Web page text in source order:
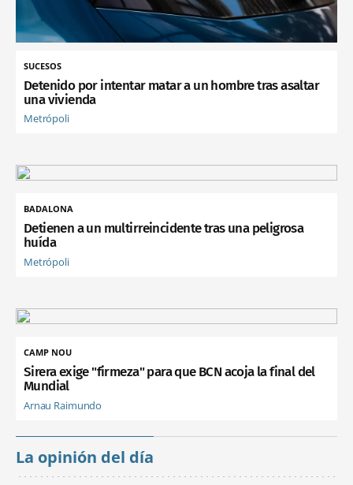
SUCESOS
Detenido por intentar matar a un hombre tras asaltar
una vivienda
Metrópoli
BADALONA
Detienen a un multirreincidente tras una peligrosa
huída
Metrópoli
CAMP NOU
Sirera exige "firmeza" para que BCN acoja la final del
Mundial
Arnau Raimundo
La opinión del día